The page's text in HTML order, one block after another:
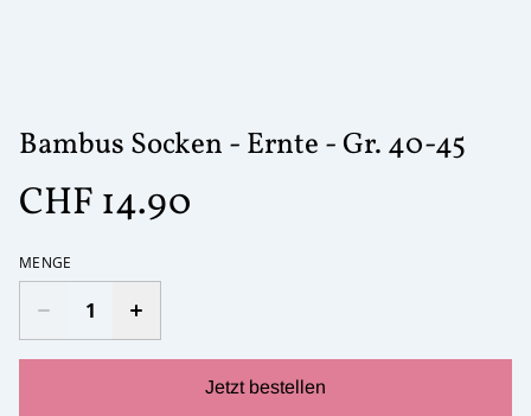
Bambus Socken - Ernte - Gr. 40-45
CHF 14.90
MENGE
Jetzt bestellen